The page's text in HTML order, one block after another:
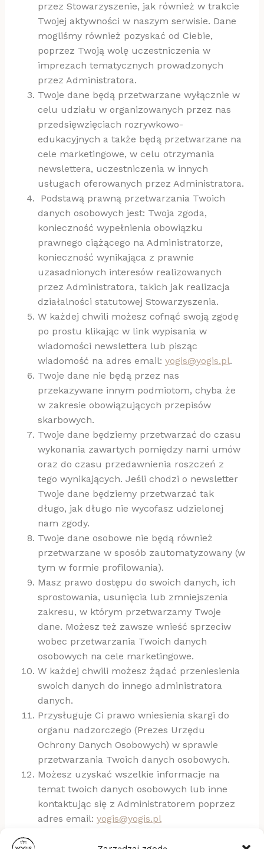
przez Stowarzyszenie, jak również w trakcie
Twojej aktywności w naszym serwisie. Dane
mogliśmy również pozyskać od Ciebie,
poprzez Twoją wolę uczestniczenia w
imprezach tematycznych prowadzonych
przez Administratora.
Twoje dane będą przetwarzane wyłącznie w
celu udziału w organizowanych przez nas
przedsięwzięciach rozrywkowo-
edukacyjnych a także będą przetwarzane na
cele marketingowe, w celu otrzymania
newslettera, uczestniczenia w innych
usługach oferowanych przez Administratora.
Podstawą prawną przetwarzania Twoich
danych osobowych jest: Twoja zgoda,
konieczność wypełnienia obowiązku
prawnego ciążącego na Administratorze,
konieczność wynikająca z prawnie
uzasadnionych interesów realizowanych
przez Administratora, takich jak realizacja
działalności statutowej Stowarzyszenia.
W każdej chwili możesz cofnąć swoją zgodę
po prostu klikając w link wypisania w
wiadomości newslettera lub pisząc
wiadomość na adres email: yogis@yogis.pl.
Twoje dane nie będą przez nas
przekazywane innym podmiotom, chyba że
w zakresie obowiązujących przepisów
skarbowych.
Twoje dane będziemy przetwarzać do czasu
wykonania zawartych pomiędzy nami umów
oraz do czasu przedawnienia roszczeń z
tego wynikających. Jeśli chodzi o newsletter
Twoje dane będziemy przetwarzać tak
długo, jak długo nie wycofasz udzielonej
nam zgody.
Twoje dane osobowe nie będą również
przetwarzane w sposób zautomatyzowany (w
tym w formie profilowania).
Masz prawo dostępu do swoich danych, ich
sprostowania, usunięcia lub zmniejszenia
zakresu, w którym przetwarzamy Twoje
dane. Możesz też zawsze wnieść sprzeciw
wobec przetwarzania Twoich danych
osobowych na cele marketingowe.
W każdej chwili możesz żądać przeniesienia
swoich danych do innego administratora
danych.
Przysługuje Ci prawo wniesienia skargi do
organu nadzorczego (Prezes Urzędu
Ochrony Danych Osobowych) w sprawie
przetwarzania Twoich danych osobowych.
Możesz uzyskać wszelkie informacje na
temat twoich danych osobowych lub inne
kontaktując się z Administratorem poprzez
adres email: yogis@yogis.pl